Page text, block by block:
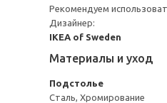
Рекомендуем
Дизайнер:
IKEA of Sweden
Материалы и уход
Подстолье
Сталь, Хромирование